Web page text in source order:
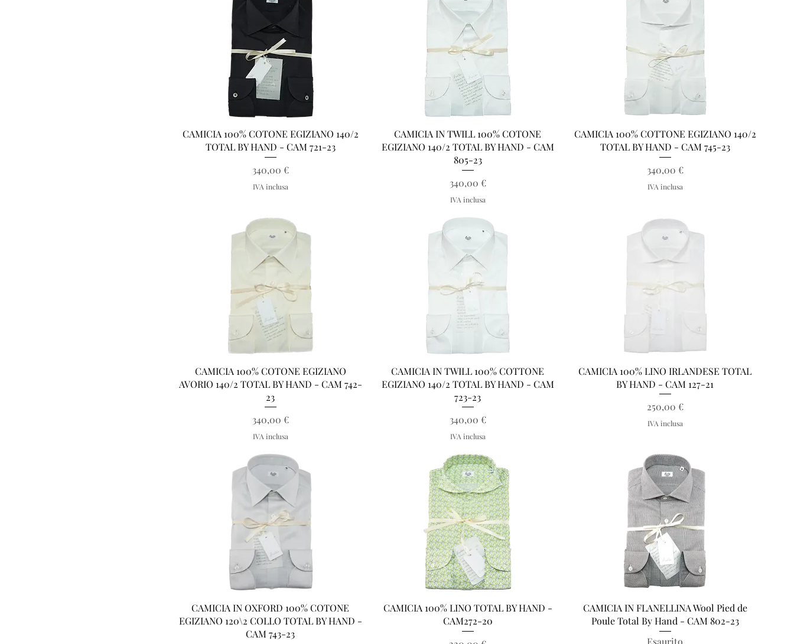
Vista rapida
CAMICIA 100% COTONE EGIZIANO 140/2
TOTAL BY HAND - CAM 721-23
Prezzo
340,00 €
IVA inclusa
Vista rapida
CAMICIA IN TWILL 100% COTONE
EGIZIANO 140/2 TOTAL BY HAND - CAM
805-23
Prezzo
340,00 €
IVA inclusa
Vista rapida
CAMICIA 100% COTTONE EGIZIANO 140/2
TOTAL BY HAND - CAM 745-23
Prezzo
340,00 €
IVA inclusa
Vista rapida
CAMICIA 100% COTONE EGIZIANO
AVORIO 140/2 TOTAL BY HAND - CAM 742-
23
Prezzo
340,00 €
IVA inclusa
Vista rapida
CAMICIA IN TWILL 100% COTTONE
EGIZIANO 140/2 TOTAL BY HAND - CAM
723-23
Prezzo
340,00 €
IVA inclusa
Vista rapida
CAMICIA 100% LINO IRLANDESE TOTAL
BY HAND - CAM 127-21
Prezzo
250,00 €
IVA inclusa
Vista rapida
CAMICIA IN OXFORD 100% COTONE
EGIZIANO 120\2 COLLO TOTAL BY HAND -
CAM 743-23
Vista rapida
CAMICIA 100% LINO TOTAL BY HAND -
CAM272-20
Vista rapida
CAMICIA IN FLANELLINA Wool Pied de
Poule Total By Hand - CAM 802-23
Esaurito